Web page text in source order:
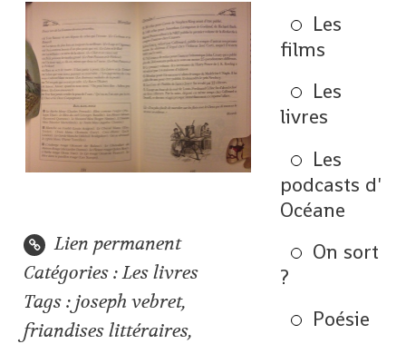
Lien permanent
Catégories :Les livres
Tags :joseph vebret,
friandises littéraires,
Les
films
Les
livres
Les
podcasts d'
Océane
On sort
?
Poésie